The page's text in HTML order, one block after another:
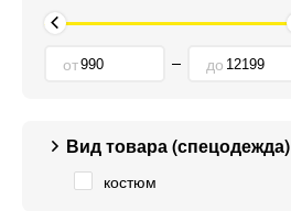
от до
Вид товара (спецодежда)
костюм